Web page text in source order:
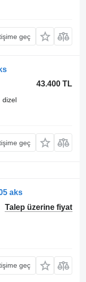
geç
43.400 TL
dizel
geç
aks
Talep üzerine fiyat
geç